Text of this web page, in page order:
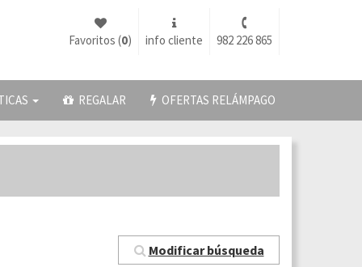
982 226 865
info cliente
Favoritos (0)
REGALAR OFERTAS RELÁMPAGO
Modificar búsqueda